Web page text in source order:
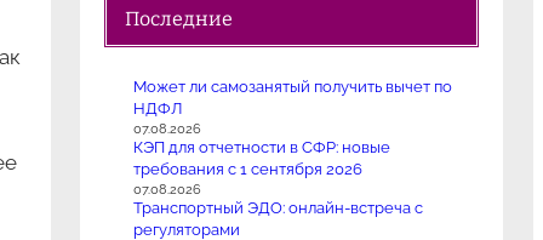
Последние
Может ли самозанятый получить вычет по
НДФЛ
07.08.2026
КЭП для отчетности в СФР: новые
требования с 1 сентября 2026
07.08.2026
Транспортный ЭДО: онлайн-встреча с
регуляторами